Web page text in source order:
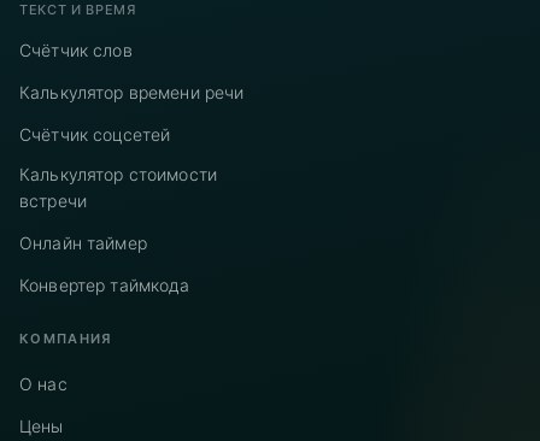
ТЕКСТ И ВРЕМЯ
Счётчик слов
Калькулятор времени речи
Счётчик соцсетей
Калькулятор стоимости
встречи
Онлайн таймер
Конвертер таймкода
КОМПАНИЯ
О нас
Цены